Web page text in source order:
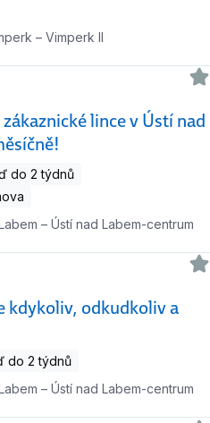
– Vimperk II
lince v Ústí nad
do 2 týdnů
– Ústí nad Labem-centrum
kdykoliv, odkudkoliv a
do 2 týdnů
– Ústí nad Labem-centrum